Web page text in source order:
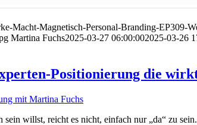
Macht-Magnetisch-Personal-Branding-EP309-
Martina Fuchs2025-03-27 06:00:002025-03-26
Positionierung die
willst, reicht es nicht, einfach nur „da“ zu